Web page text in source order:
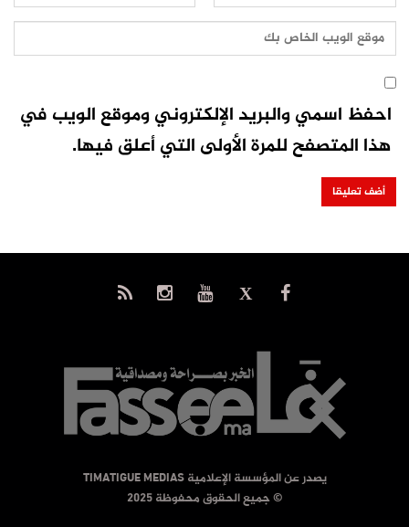
احفظ اسمي والبريد الإلكتروني وموقع الويب في
هذا المتصفح للمرة الأولى التي أعلق فيها.
يصدر عن المؤسسة الإعلامية TIMATIGUE MEDIAS
© جميع الحقوق محفوظة 2025